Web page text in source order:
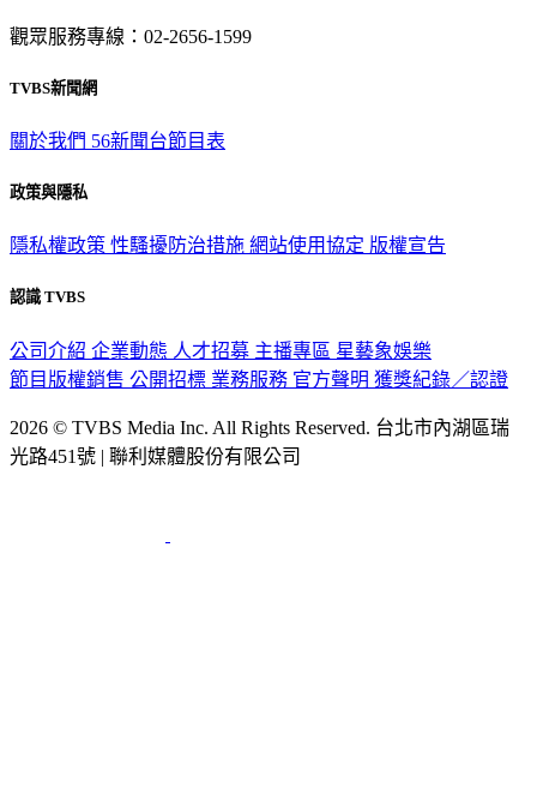
觀眾服務專線：02-2656-1599
TVBS新聞網
關於我們 56新聞台節目表
政策與隱私
隱私權政策 性騷擾防治措施 網站使用協定 版權宣告
認識 TVBS
公司介紹 企業動態 人才招募 主播專區 星藝象娛樂
節目版權銷售 公開招標 業務服務 官方聲明 獲獎紀錄／認證
2026 © TVBS Media Inc. All Rights Reserved. 台北市內湖區瑞
光路451號 | 聯利媒體股份有限公司